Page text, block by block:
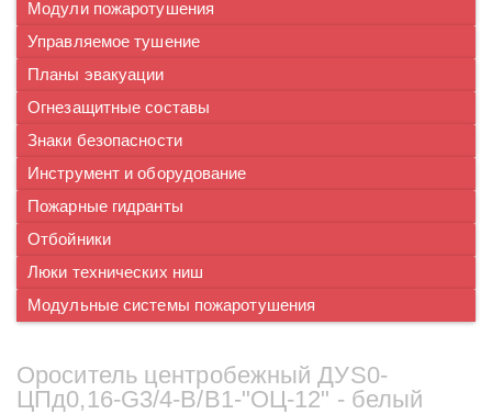
Модули пожаротушения
Управляемое тушение
Планы эвакуации
Огнезащитные составы
Знаки безопасности
Инструмент и оборудование
Пожарные гидранты
Отбойники
Люки технических ниш
Модульные системы пожаротушения
Ороситель центробежный ДУS0-
ЦПд0,16-G3/4-В/В1-"ОЦ-12" - белый